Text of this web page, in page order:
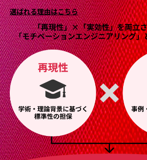
選ばれる理由はこちら